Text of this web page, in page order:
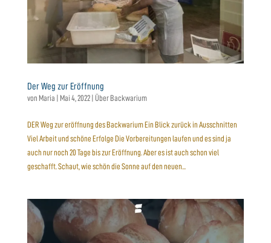
Der Weg zur Eröffnung
von Maria Mai 4, 2022| Über Backwarium
DER Weg zur eröffnung des Backwarium Ein Blick zurück in Ausschnitten
Viel Arbeit und schöne Erfolge Die Vorbereitungen laufen und es sind ja
auch nur noch 20 Tage bis zur Eröffnung. Aber es ist auch schon viel
geschafft. Schaut, wie schön die Sonne auf den neuen...